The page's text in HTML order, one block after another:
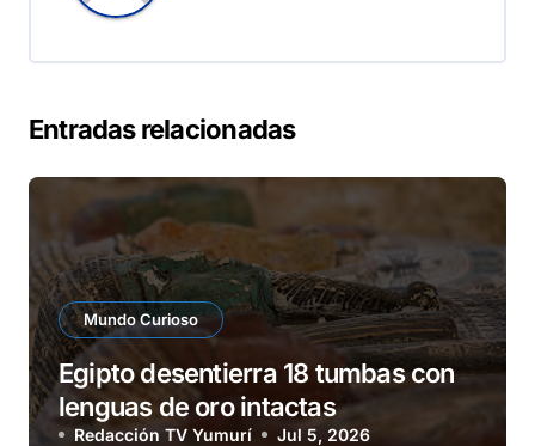
Entradas relacionadas
Mundo Curioso
Egipto desentierra 18 tumbas con
lenguas de oro intactas
Redacción TV Yumurí Jul 5, 2026